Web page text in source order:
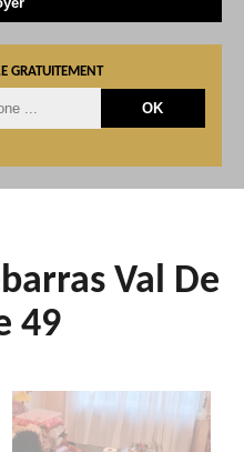
GRATUITEMENT
Val De
49